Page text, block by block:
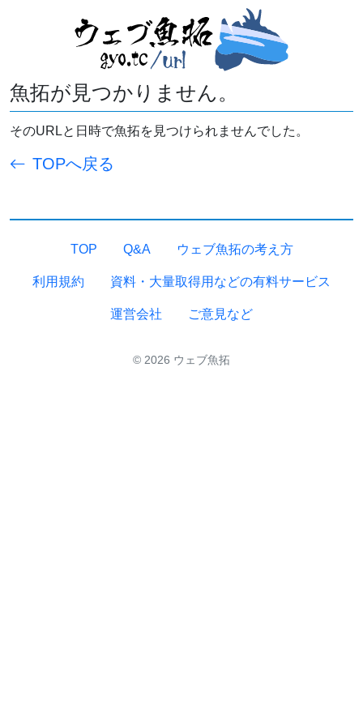
魚拓が見つかりません。
そのURLと日時で魚拓を見つけられませんでした。
TOPへ戻る
TOP Q&A ウェブ魚拓の考え方
利用規約 資料・大量取得用などの有料サービス
運営会社 ご意見など
© 2026 ウェブ魚拓